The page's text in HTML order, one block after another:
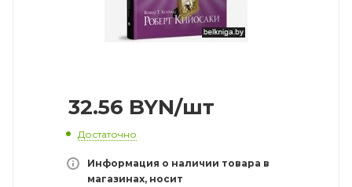
32.56 BYN/шт
Достаточно
Информация о наличии товара в
магазинах, носит